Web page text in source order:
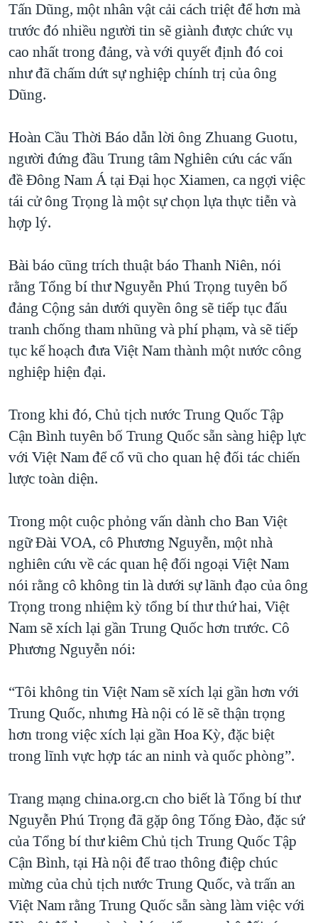
Tấn Dũng, một nhân vật cải cách triệt để hơn mà
trước đó nhiều người tin sẽ giành được chức vụ
cao nhất trong đảng, và với quyết định đó coi
như đã chấm dứt sự nghiệp chính trị của ông
Dũng.
Hoàn Cầu Thời Báo dẫn lời ông Zhuang Guotu,
người đứng đầu Trung tâm Nghiên cứu các vấn
đề Đông Nam Á tại Đại học Xiamen, ca ngợi việc
tái cử ông Trọng là một sự chọn lựa thực tiễn và
hợp lý.
Bài báo cũng trích thuật báo Thanh Niên, nói
rằng Tổng bí thư Nguyễn Phú Trọng tuyên bố
đảng Cộng sản dưới quyền ông sẽ tiếp tục đấu
tranh chống tham nhũng và phí phạm, và sẽ tiếp
tục kế hoạch đưa Việt Nam thành một nước công
nghiệp hiện đại.
Trong khi đó, Chủ tịch nước Trung Quốc Tập
Cận Bình tuyên bố Trung Quốc sẵn sàng hiệp lực
với Việt Nam để cổ vũ cho quan hệ đối tác chiến
lược toàn diện.
Trong một cuộc phỏng vấn dành cho Ban Việt
ngữ Đài VOA, cô Phương Nguyễn, một nhà
nghiên cứu về các quan hệ đối ngoại Việt Nam
nói rằng cô không tin là dưới sự lãnh đạo của ông
Trọng trong nhiệm kỳ tổng bí thư thứ hai, Việt
Nam sẽ xích lại gần Trung Quốc hơn trước. Cô
Phương Nguyễn nói:
“Tôi không tin Việt Nam sẽ xích lại gần hơn với
Trung Quốc, nhưng Hà nội có lẽ sẽ thận trọng
hơn trong việc xích lại gần Hoa Kỳ, đặc biệt
trong lĩnh vực hợp tác an ninh và quốc phòng”.
Trang mạng china.org.cn cho biết là Tổng bí thư
Nguyễn Phú Trọng đã gặp ông Tống Đào, đặc sứ
của Tổng bí thư kiêm Chủ tịch Trung Quốc Tập
Cận Bình, tại Hà nội để trao thông điệp chúc
mừng của chủ tịch nước Trung Quốc, và trấn an
Việt Nam rằng Trung Quốc sẵn sàng làm việc với